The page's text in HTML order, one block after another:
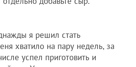
я решил стать
хватило на пару недель, за
успел приготовить и